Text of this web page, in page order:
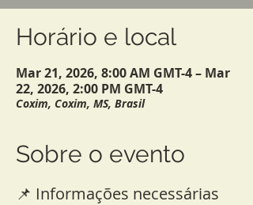
Horário e local
Mar 21, 2026, 8:00 AM GMT-4 – Mar
22, 2026, 2:00 PM GMT-4
Coxim, Coxim, MS, Brasil
Sobre o evento
📌 Informações necessárias